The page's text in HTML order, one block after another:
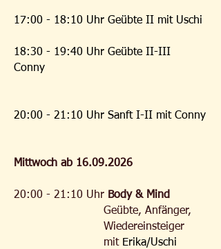
Abbau von Verspannungen
Optimierung der Beweglichkeit in
Verbesserung der Ausstrahlung
17:00 - 18:10 Uhr Geübte II mit Uschi
18:30 - 19:40 Uhr Geübte II-III
Conny
20:00 - 21:10 Uhr Sanft I-II mit Conny
Mittwoch ab 16.09.2026
20:00 - 21:10 Uhr Body & Mind
Geübte, Anfänger,
Wiedereinsteiger
mit Erika/Uschi